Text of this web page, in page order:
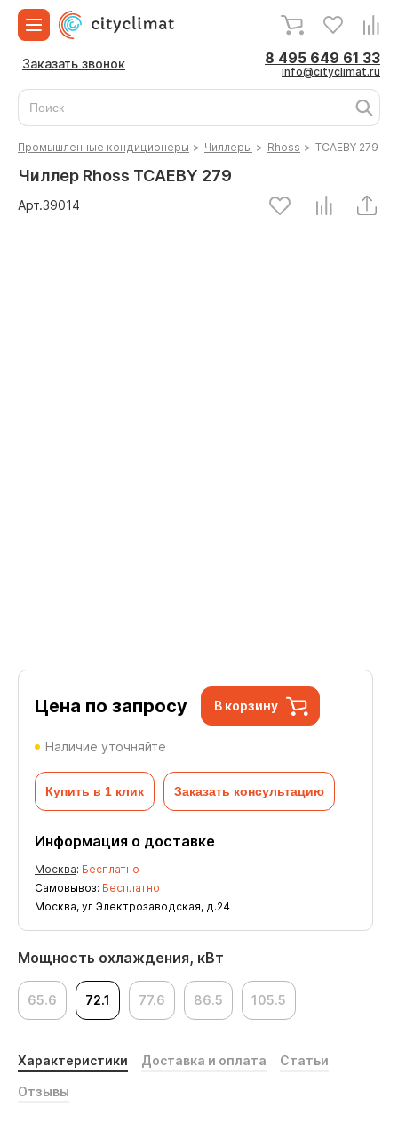
Заказать звонок 8 495 649 61 33
info@cityclimat.ru
Промышленные кондиционеры > Чиллеры > Rhoss > TCAEBY 279
Чиллер Rhoss TCAEBY 279
Арт.39014
Мощность охлаждения, кВт
65.6 72.1 77.6 86.5 105.5
Цена по запросу В корзину
Наличие уточняйте
Купить в 1 клик Заказать консультацию
Информация о доставке
Москва: Бесплатно
Самовывоз: Бесплатно
Москва, ул Электрозаводская, д.24
Характеристики Доставка и оплата Статьи
Отзывы